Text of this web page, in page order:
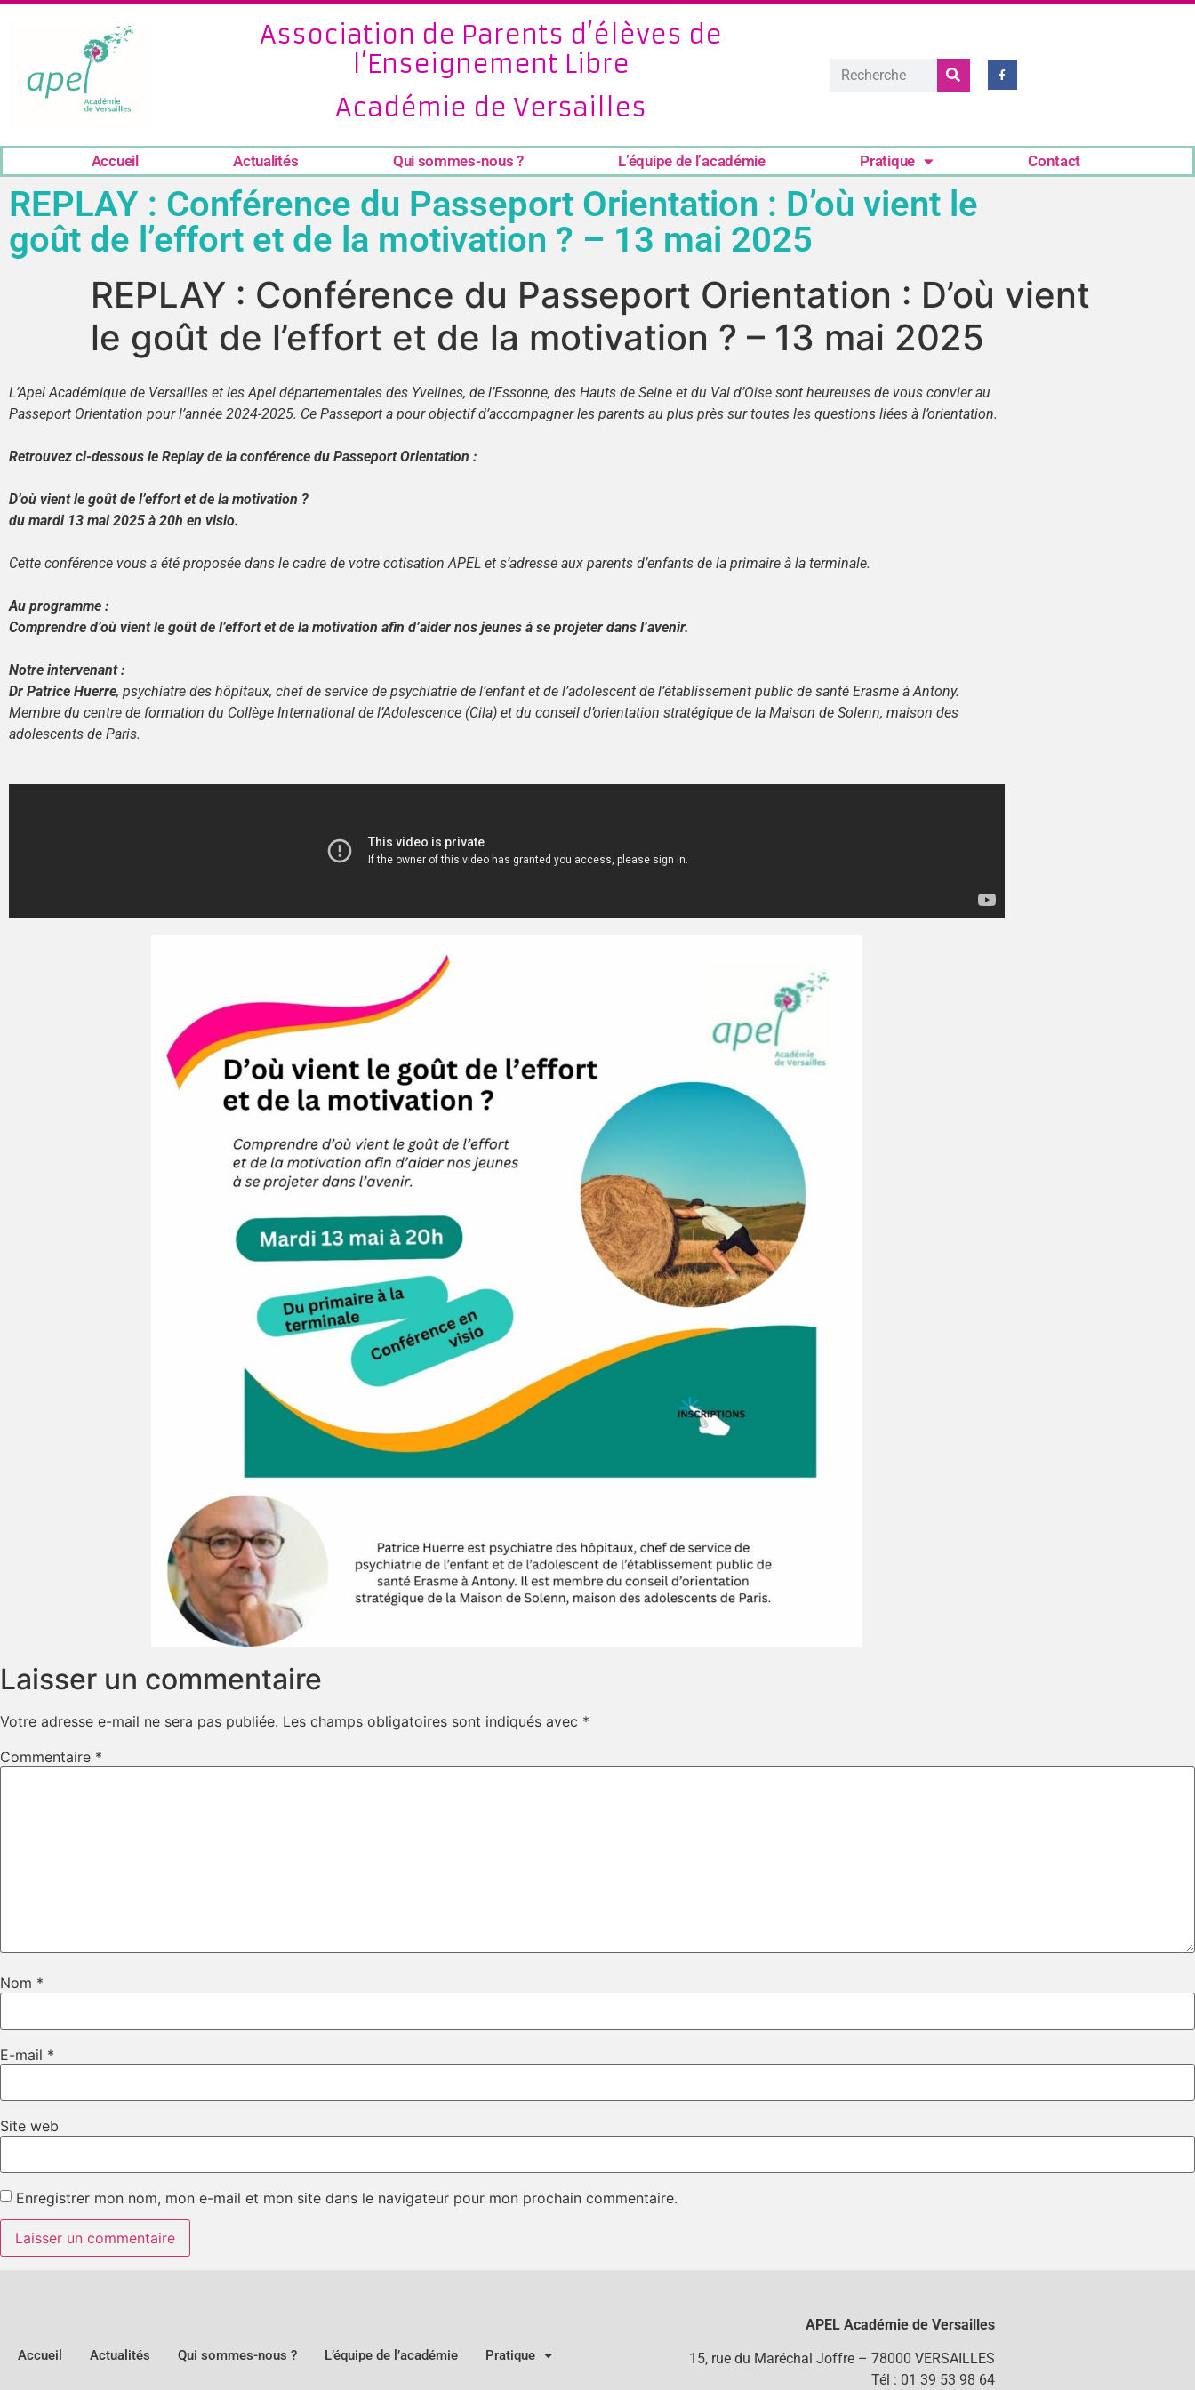
Association de Parents d’élèves de
l’Enseignement Libre
Académie de Versailles
Accueil Actualités Qui sommes-nous ? L’équipe de l’académie Pratique Contact
REPLAY : Conférence du Passeport Orientation : D’où vient le
goût de l’effort et de la motivation ? – 13 mai 2025
REPLAY : Conférence du Passeport Orientation : D’où vient
le goût de l’effort et de la motivation ? – 13 mai 2025
L’Apel Académique de Versailles et les Apel départementales des Yvelines, de l’Essonne, des Hauts de Seine et du Val d’Oise sont heureuses de vous convier au
Passeport Orientation pour l’année 2024-2025. Ce Passeport a pour objectif d’accompagner les parents au plus près sur toutes les questions liées à l’orientation.
Retrouvez ci-dessous le Replay de la conférence du Passeport Orientation :
D’où vient le goût de l’effort et de la motivation ?
du mardi 13 mai 2025 à 20h en visio.
Cette conférence vous a été proposée dans le cadre de votre cotisation APEL et s’adresse aux parents d’enfants de la primaire à la terminale.
Au programme :
Comprendre d’où vient le goût de l’effort et de la motivation afin d’aider nos jeunes à se projeter dans l’avenir.
Notre intervenant :
Dr Patrice Huerre, psychiatre des hôpitaux, chef de service de psychiatrie de l’enfant et de l’adolescent de l’établissement public de santé Erasme à Antony.
Membre du centre de formation du Collège International de l’Adolescence (Cila) et du conseil d’orientation stratégique de la Maison de Solenn, maison des
adolescents de Paris.
Laisser un commentaire
Votre adresse e-mail ne sera pas publiée. Les champs obligatoires sont indiqués avec *
Commentaire *
Nom *
E-mail *
Site web
Enregistrer mon nom, mon e-mail et mon site dans le navigateur pour mon prochain commentaire.
Accueil Actualités Qui sommes-nous ? L’équipe de l’académie Pratique
APEL Académie de Versailles
15, rue du Maréchal Joffre – 78000 VERSAILLES
Tél : 01 39 53 98 64